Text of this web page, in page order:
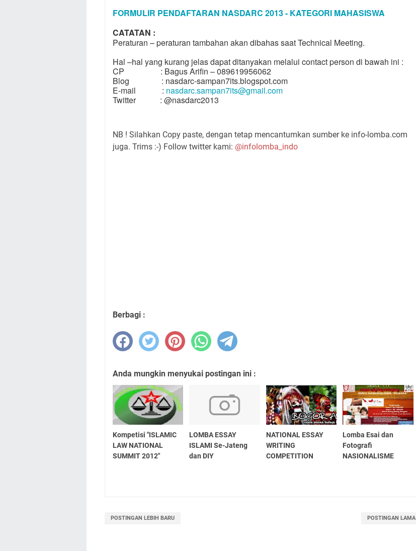
FORMULIR PENDAFTARAN NASDARC 2013 - KATEGORI MAHASISWA
CATATAN :
Peraturan – peraturan tambahan akan dibahas saat Technical Meeting.
Hal –hal yang kurang jelas dapat ditanyakan melalui contact person di bawah ini :
CP : Bagus Arifin – 089619956062
Blog : nasdarc-sampan7its.blogspot.com
E-mail : nasdarc.sampan7its@gmail.com
Twitter : @nasdarc2013
NB ! Silahkan Copy paste, dengan tetap mencantumkan sumber ke info-lomba.com
juga. Trims :-) Follow twitter kami: @infolomba_indo
Berbagi :
Anda mungkin menyukai postingan ini :
Kompetisi "ISLAMIC
LAW NATIONAL
SUMMIT 2012"
LOMBA ESSAY
ISLAMI Se-Jateng
dan DIY
NATIONAL ESSAY
WRITING
COMPETITION
Lomba Esai dan
Fotografi
NASIONALISME
POSTINGAN LEBIH BARU POSTINGAN LAMA